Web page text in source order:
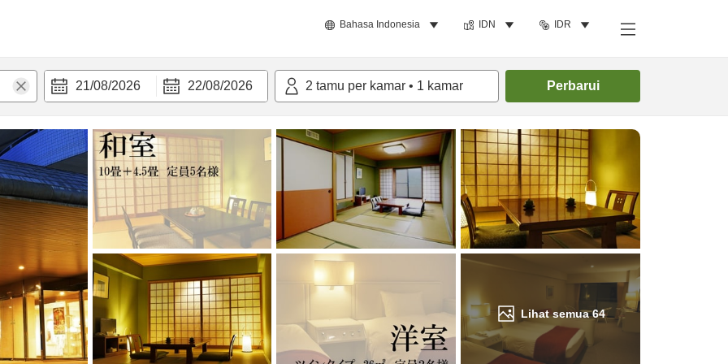
Bahasa Indonesia IDN IDR
21/08/2026 22/08/2026 2 tamu per kamar • 1 kamar Perbarui
Lihat semua64
Cari kamar